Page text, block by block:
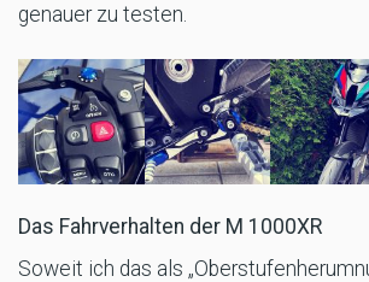
genauer zu testen.
Das Fahrverhalten der M 1000XR
Soweit ich das als